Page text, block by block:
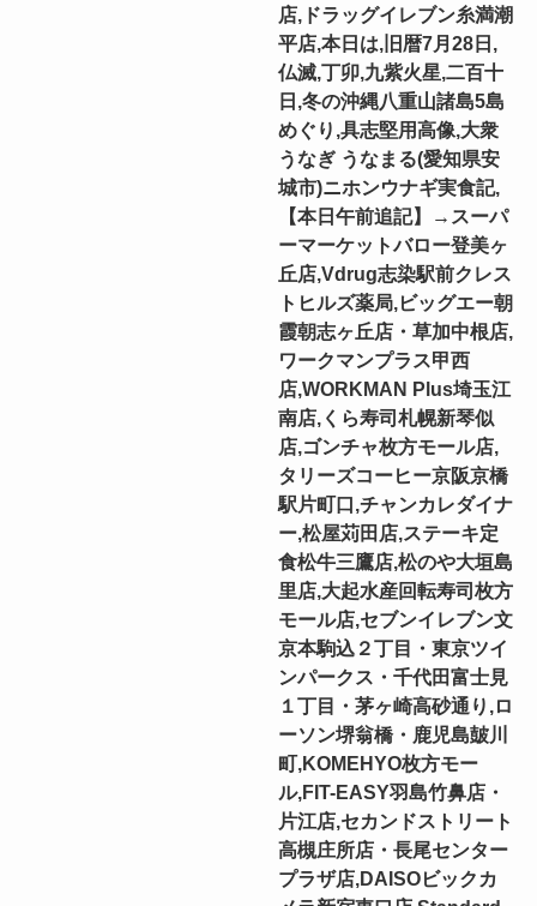
店,ドラッグイレブン糸満潮
平店,本日は,旧暦7月28日,
仏滅,丁卯,九紫火星,二百十
日,冬の沖縄八重山諸島5島
めぐり,具志堅用高像,大衆
うなぎ うなまる(愛知県安
城市)ニホンウナギ実食記,
【本日午前追記】→スーパ
ーマーケットバロー登美ヶ
丘店,Vdrug志染駅前クレス
トヒルズ薬局,ビッグエー朝
霞朝志ヶ丘店・草加中根店,
ワークマンプラス甲西
店,WORKMAN Plus埼玉江
南店,くら寿司札幌新琴似
店,ゴンチャ枚方モール店,
タリーズコーヒー京阪京橋
駅片町口,チャンカレダイナ
ー,松屋苅田店,ステーキ定
食松牛三鷹店,松のや大垣島
里店,大起水産回転寿司枚方
モール店,セブンイレブン文
京本駒込２丁目・東京ツイ
ンパークス・千代田富士見
１丁目・茅ヶ崎高砂通り,ロ
ーソン堺翁橋・鹿児島皷川
町,KOMEHYO枚方モー
ル,FIT-EASY羽島竹鼻店・
片江店,セカンドストリート
高槻庄所店・長尾センター
プラザ店,DAISOビックカ